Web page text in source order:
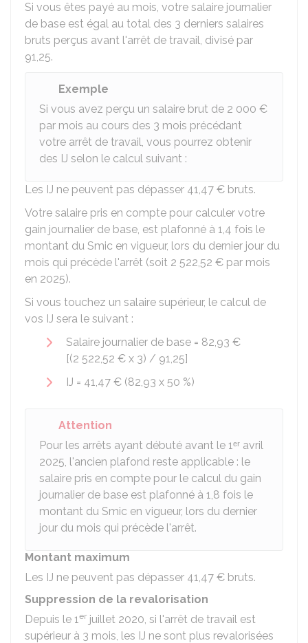
Si vous êtes payé au mois, votre salaire journalier
de base est égal au total des 3 derniers salaires
bruts perçus avant l'arrêt de travail, divisé par
91,25.
Exemple
Si vous avez perçu un salaire brut de 2 000 €
par mois au cours des 3 mois précédant
votre arrêt de travail, vous pourrez obtenir
des IJ selon le calcul suivant :
Les IJ ne peuvent pas dépasser 41,47 € bruts.
Votre salaire pris en compte pour calculer votre
gain journalier de base, est plafonné à 1,4 fois le
montant du Smic en vigueur, lors du dernier jour du
mois qui précède l'arrêt (soit 2 522,52 € par mois
en 2025).
Si vous touchez un salaire supérieur, le calcul de
vos IJ sera le suivant :
Salaire journalier de base = 82,93 €
[(2 522,52 € x 3) / 91,25]
IJ = 41,47 € (82,93 x 50 %)
Attention
Pour les arrêts ayant débuté avant le 1ᵉʳ avril
2025, l'ancien plafond reste applicable : le
salaire pris en compte pour le calcul du gain
journalier de base est plafonné à 1,8 fois le
montant du Smic en vigueur, lors du dernier
jour du mois qui précède l'arrêt.
Montant maximum
Les IJ ne peuvent pas dépasser 41,47 € bruts.
Suppression de la revalorisation
Depuis le 1er juillet 2020, si l'arrêt de travail est
supérieur à 3 mois, les IJ ne sont plus revalorisées